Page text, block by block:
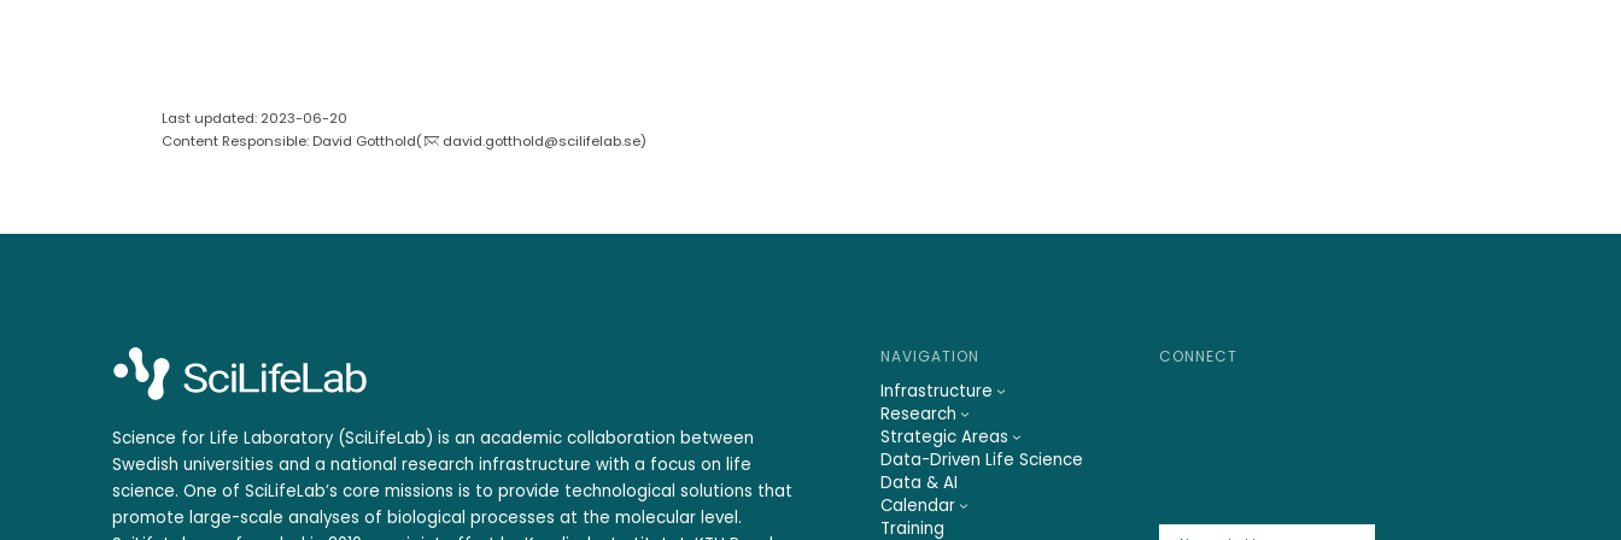
Last updated: 2023-06-20
Content Responsible: David Gotthold(
david.gotthold@scilifelab.se)
Science for Life Laboratory (SciLifeLab) is an academic collaboration between
Swedish universities and a national research infrastructure with a focus on life
science. One of SciLifeLab’s core missions is to provide technological solutions that
promote large-scale analyses of biological processes at the molecular level.
NAVIGATION
Infrastructure
Research
Strategic Areas
Data-Driven Life Science
Data & AI
Calendar
Training
CONNECT